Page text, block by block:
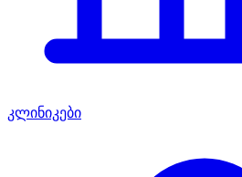
კლინიკები